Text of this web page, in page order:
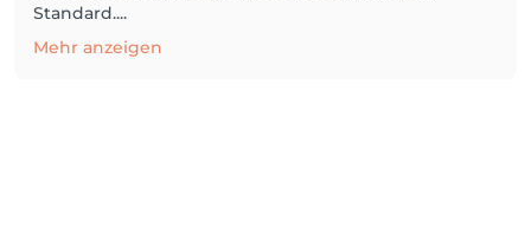
Standard....
Mehr anzeigen